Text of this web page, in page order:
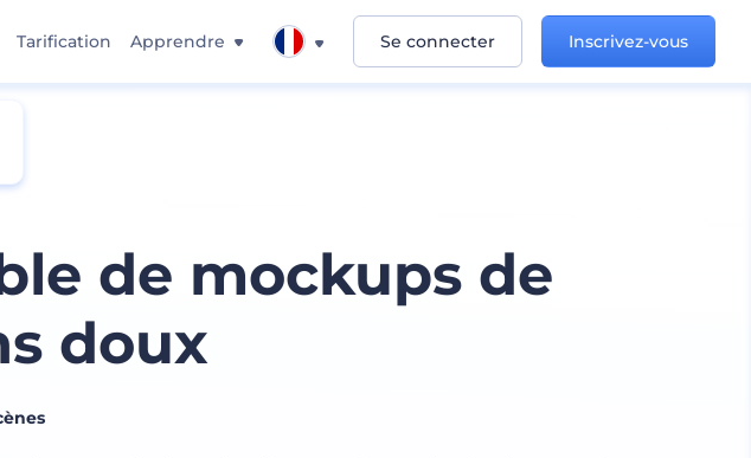
Tarification Apprendre Se connecter Inscrivez-vous
de mockups de
doux